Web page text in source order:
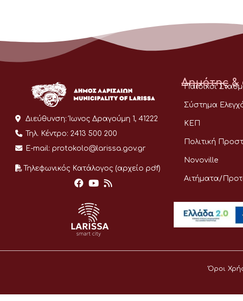
Διεύθυνση: Ίωνος Δραγούμη 1, 41222
Τηλ. Κέντρο: 2413 500 200
E-mail: protokolo@larissa.gov.gr
Τηλεφωνικός Κατάλογος (αρχείο pdf)
Δημότης &
Παιδικοί
Σύστημα
ΚΕΠ
Πολιτική
Novoville
Αιτήματα/
Όροι